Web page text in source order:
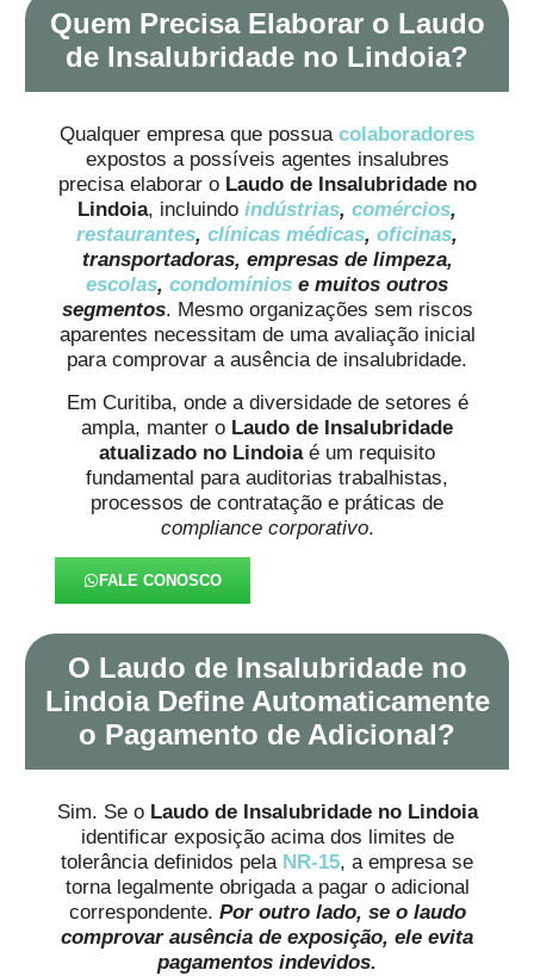
Quem Precisa Elaborar o Laudo
de Insalubridade no Lindoia?
Qualquer empresa que possua colaboradores
expostos a possíveis agentes insalubres
precisa elaborar o Laudo de Insalubridade no
Lindoia, incluindo indústrias, comércios,
restaurantes, clínicas médicas, oficinas,
transportadoras, empresas de limpeza,
escolas, condomínios e muitos outros
segmentos. Mesmo organizações sem riscos
aparentes necessitam de uma avaliação inicial
para comprovar a ausência de insalubridade.
Em Curitiba, onde a diversidade de setores é
ampla, manter o Laudo de Insalubridade
atualizado no Lindoiaé um requisito
fundamental para auditorias trabalhistas,
processos de contratação e práticas de
compliance corporativo.
FALE CONOSCO
O Laudo de Insalubridade no
Lindoia Define Automaticamente
o Pagamento de Adicional?
Sim. Se o Laudo de Insalubridade no Lindoia
identificar exposição acima dos limites de
tolerância definidos pela NR-15, a empresa se
torna legalmente obrigada a pagar o adicional
correspondente. Por outro lado, se o laudo
comprovar ausência de exposição, ele evita
pagamentos indevidos.